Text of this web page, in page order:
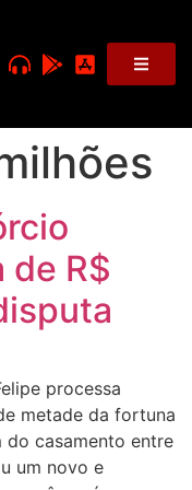
de R$
processa
metade da fortuna
do casamento entre
um novo e